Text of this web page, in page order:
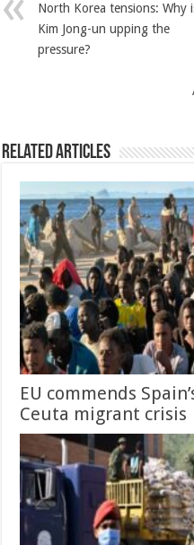
North Korea tensions: Why
Kim Jong-un upping the
pressure?
Related Articles
EU commends
Ceuta migrant crisis